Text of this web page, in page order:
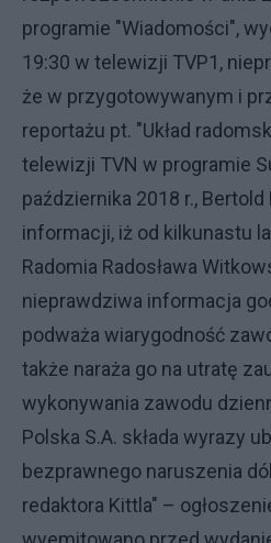
programie "Wiadomości",
19:30 w telewizji TVP1,
że w przygotowywanym i
reportażu pt. "Układ
telewizji TVN w programie
października 2018 r., Bertold
informacji, iż od kilkunastu
Radomia Radosława
nieprawdziwa informacja
podważa wiarygodność
także naraża go na utratę
wykonywania zawodu
Polska S.A. składa wyrazy
bezprawnego naruszenia
redaktora Kittla" –